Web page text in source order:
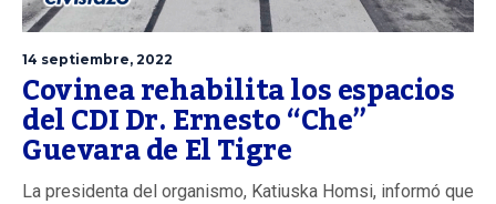
14 septiembre, 2022
Covinea rehabilita los espacios
del CDI Dr. Ernesto “Che”
Guevara de El Tigre
La presidenta del organismo, Katiuska Homsi, informó que